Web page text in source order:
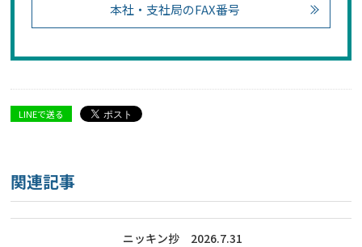
本社・支社局のFAX番号
LINEで送る
関連記事
ニッキン抄 2026.7.31